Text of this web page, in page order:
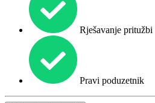
Rješavanje pritužbi
Pravi poduzetnik